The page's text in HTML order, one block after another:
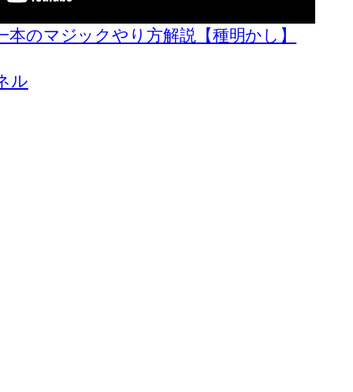
のマジックやり方解説【種明かし】
ル